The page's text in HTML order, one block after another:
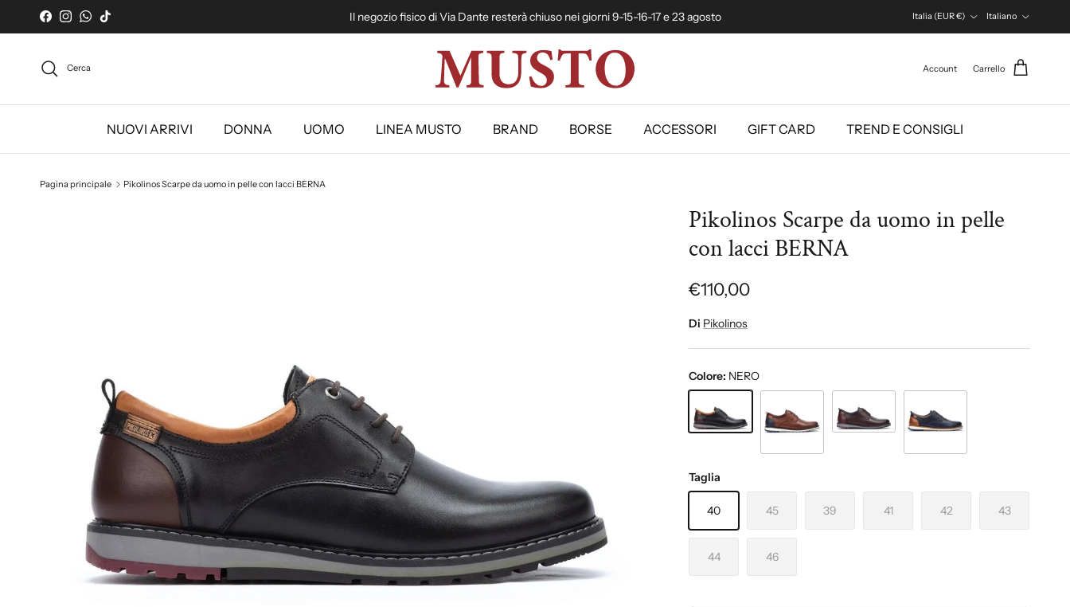
Passa ai contenuti
FacebookInstagram
WhatsApp
TikTok Il negozio fisico di Via Dante resterà chiuso nei giorni 9-15-16-17 e 23 agosto
Italia (EUR €)
Italiano
Cerca Account Carrello
NUOVI ARRIVI DONNA UOMO LINEA MUSTO BRAND BORSE ACCESSORI GIFT CARD TREND E CONSIGLI
Pagina principale Pikolinos Scarpe da uomo in pelle con lacci BERNA
Pikolinos Scarpe da uomo in pelle
con lacci BERNA
€110,00
Di Pikolinos
Colore: NERO
Taglia
40 45 39 41 42 43
44 46